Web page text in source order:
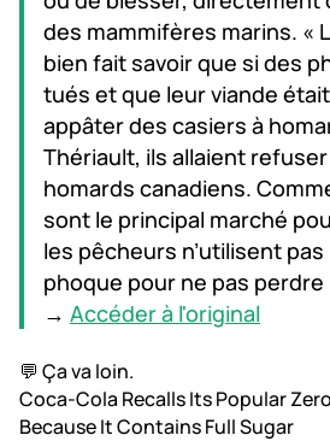
des mammifères marins. «
bien fait savoir que si des
tués et que leur viande
appâter des casiers à
Thériault, ils allaient refuser
homards canadiens.
sont le principal marché
les pêcheurs n’utilisent pas
phoque pour ne pas
→ Accéder à l'original
💬 Ça va loin.
Coca-Cola Recalls Its Popular
Because It Contains Full Sugar